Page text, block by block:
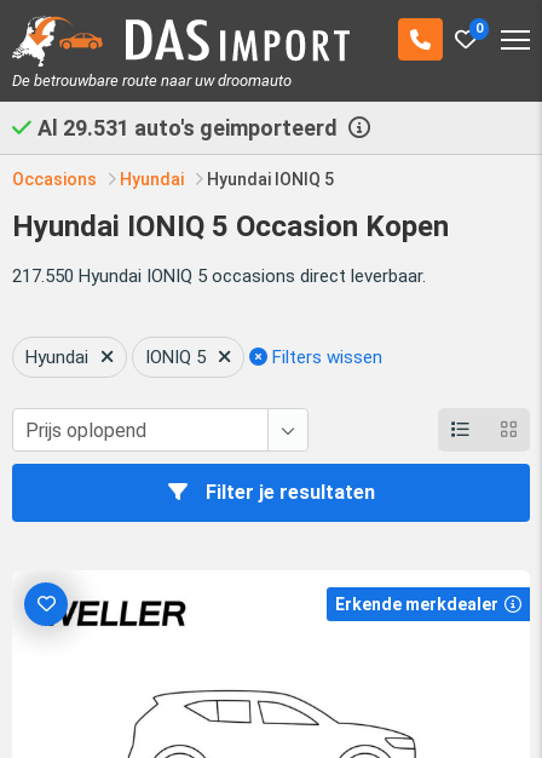
0
De betrouwbare route naar uw droomauto
Al 29.531 auto's geimporteerd
Occasions Hyundai Hyundai IONIQ 5
Hyundai IONIQ 5 Occasion Kopen
217.550 Hyundai IONIQ 5 occasions direct leverbaar.
Hyundai IONIQ 5 Filters wissen
Filter je resultaten
Erkende merkdealer